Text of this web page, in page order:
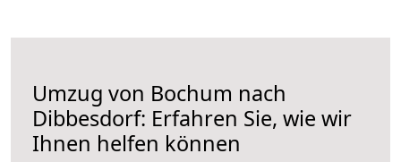
Umzug von Bochum nach
Dibbesdorf: Erfahren Sie, wie wir
Ihnen helfen können